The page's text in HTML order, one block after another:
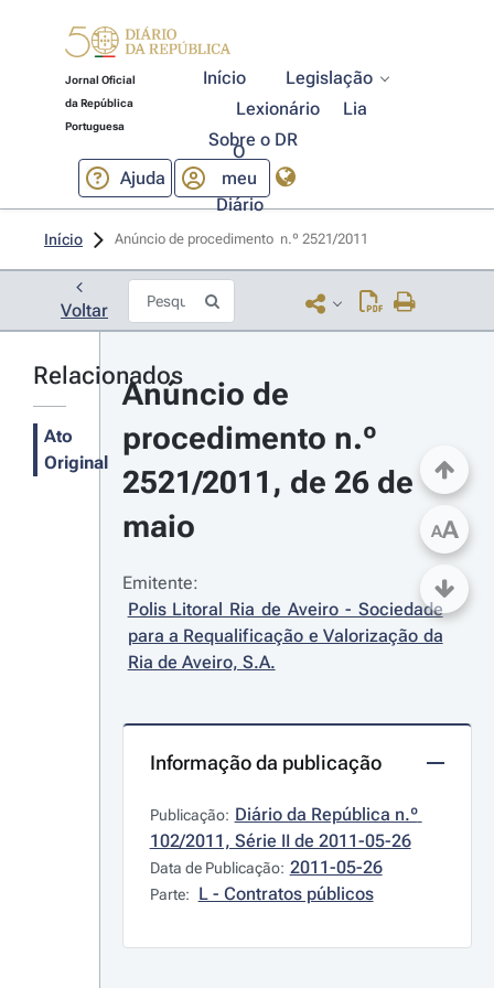
Jornal Oficial
da República
Portuguesa
Início
Legislação
Lexionário
Lia
Sobre o DR
Ajuda
O
meu
Diário
Início Anúncio de procedimento  n.º 2521/2011
Voltar
Relacionados
Ato
Original
Anúncio de
procedimento n.º
2521/2011, de 26 de
maio
Emitente:
Polis Litoral Ria de Aveiro - Sociedade
para a Requalificação e Valorização da
Ria de Aveiro, S.A.
Informação da publicação
Publicação: Diário da República n.º
102/2011, Série II de 2011-05-26
Data de Publicação: 2011-05-26
Parte: L - Contratos públicos
AA